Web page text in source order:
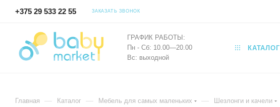
+375 29 533 22 55 ЗАКАЗАТЬ ЗВОНОК
ГРАФИК РАБОТЫ:
Пн - Сб: 10.00—20.00
Вс: выходной
КАТАЛОГ
Главная — Каталог — Мебель для самых маленьких — Шезлонги и качели